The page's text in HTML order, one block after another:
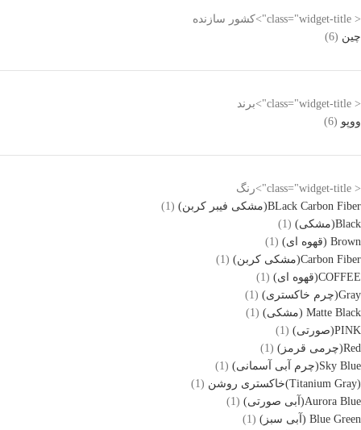
< class="widget-title">کشور سازنده
چین (6)
< class="widget-title">برند
ووپو (6)
< class="widget-title">رنگ
BLack Carbon Fiber(مشکی فیبر کربن)
(1)
Black(مشکی)
(1)
Brown (قهوه ای)
(1)
Carbon Fiber(مشکی کربن)
(1)
COFFEE(قهوه ای)
(1)
Gray(چرم خاکستری)
(1)
Matte Black (مشکی)
(1)
PINK(صورتی)
(1)
Red(چرمی قرمز)
(1)
Sky Blue(چرم آبی آسمانی)
(1)
(Titanium Gray)خاکستری روشن
(1)
Aurora Blue(آبی صورتی)
(1)
Blue Green (آبی سبز)
(1)